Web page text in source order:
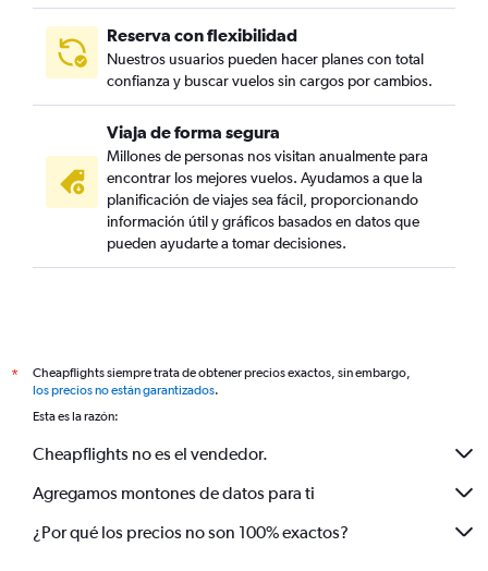
Reserva con flexibilidad
Nuestros usuarios pueden hacer planes con total
confianza y buscar vuelos sin cargos por cambios.
Viaja de forma segura
Millones de personas nos visitan anualmente para
encontrar los mejores vuelos. Ayudamos a que la
planificación de viajes sea fácil, proporcionando
información útil y gráficos basados en datos que
pueden ayudarte a tomar decisiones.
*
Cheapflights siempre trata de obtener precios exactos, sin embargo,
los precios no están garantizados.
Esta es la razón:
Cheapflights no es el vendedor.
Agregamos montones de datos para ti
¿Por qué los precios no son 100% exactos?